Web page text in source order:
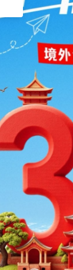
来晒单林清轩啦！
，这个价格也是很
敷棉正装，14块也